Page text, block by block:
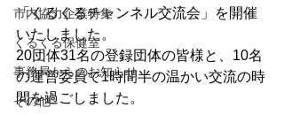
市内協力企業特集
くるくる保健室
事務局からのお知らせ
その他
「くるくるチャンネル交流会」を開催
いたしました。
20団体31名の登録団体の皆様と、10名
の運営委員で1時間半の温かい交流の時
間を過ごしました。